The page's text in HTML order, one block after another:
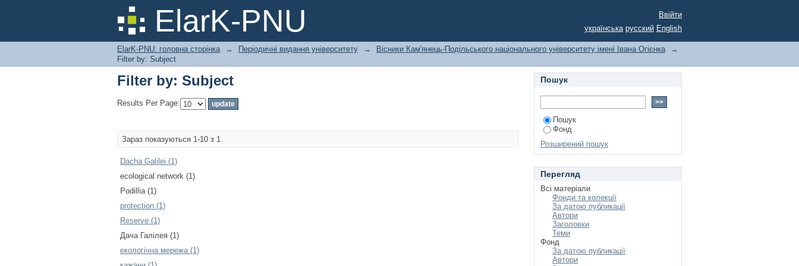
ElarK-PNU
Filter by: Subject
Ввійти
українська русский English
ElarK-PNU: головна сторінка → Періодичні видання університету → Вісники Кам'янець-Подільського національного університету імені Івана Огієнка
→
Filter by: Subject
Filter by: Subject
Results Per Page:
Зараз показуються 1-10 з 1
Dacha Galilei (1)
ecological network (1)
Podillia (1)
protection (1)
Reserve (1)
Дача Галілея (1)
екологічна мережа (1)
Пошук
Пошук
Фонд
Розширений пошук
Перегляд
Всі матеріали
Фонди та колекції
За датою публикації
Автори
Заголовки
Теми
Фонд
За датою публикації
Автори